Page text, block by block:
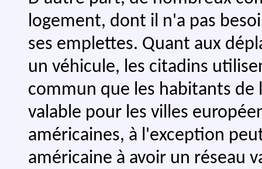
logement, dont il n'a pas
ses emplettes. Quant aux
un véhicule, les citadins
commun que les habitants de
valable pour les villes
américaines, à l'exception
américaine à avoir un réseau